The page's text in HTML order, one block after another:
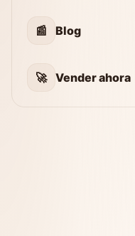
📰 Blog
🚀 Vender ahora